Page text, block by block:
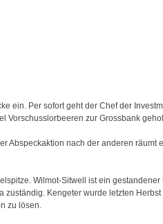
ein. Per sofort geht der Chef der
Vorschusslorbeeren zur Grossbank
Abspeckaktion nach der anderen räumt
Wilmot-Sitwell ist ein gestandener
Kengeter wurde letzten
zu lösen.